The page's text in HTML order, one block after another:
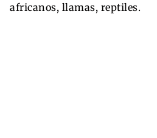
africanos, llamas, reptiles.